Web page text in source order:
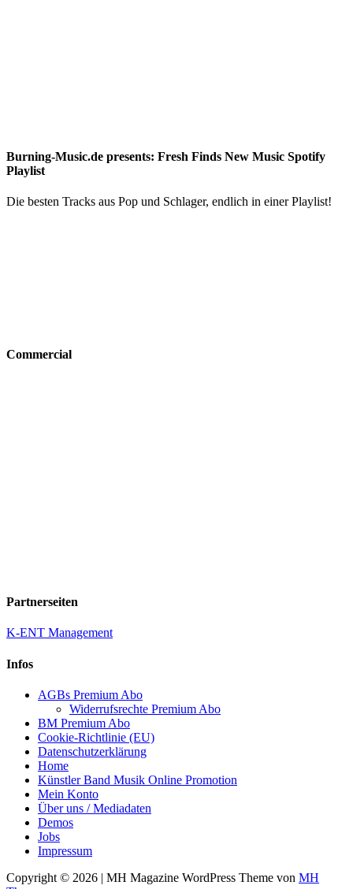
Burning-Music.de presents: Fresh Finds New Music Spotify
Playlist
Die besten Tracks aus Pop und Schlager, endlich in einer Playlist!
Commercial
Partnerseiten
K-ENT Management
Infos
AGBs Premium Abo
Widerrufsrechte Premium Abo
BM Premium Abo
Cookie-Richtlinie (EU)
Datenschutzerklärung
Home
Künstler Band Musik Online Promotion
Mein Konto
Über uns / Mediadaten
Demos
Jobs
Impressum
Copyright © 2026 | MH Magazine WordPress Theme von MH